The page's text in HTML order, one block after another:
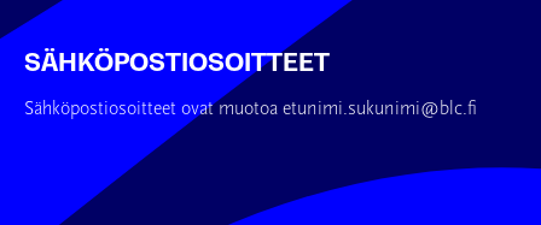
SÄHKÖPOSTIOSOITTEET
Sähköpostiosoitteet ovat muotoa etunimi.sukunimi@blc.fi